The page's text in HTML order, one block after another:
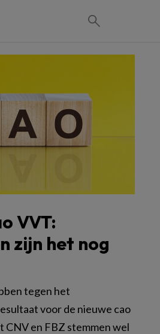
VVT:
zijn het nog
tegen het
voor de nieuwe cao
CNV en FBZ stemmen wel